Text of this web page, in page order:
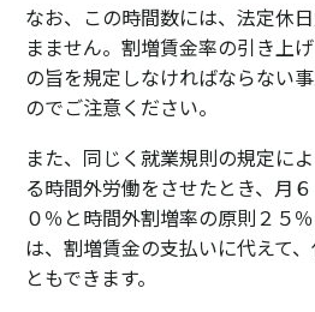
なお、この時間数には、法定休
まません。割増賃金率の引き上
の旨を規定しなければならない
のでご注意ください。
また、同じく就業規則の規定に
る時間外労働をさせたとき、月
０％と時間外割増率の原則２５
は、割増賃金の支払いに代えて
ともできます。